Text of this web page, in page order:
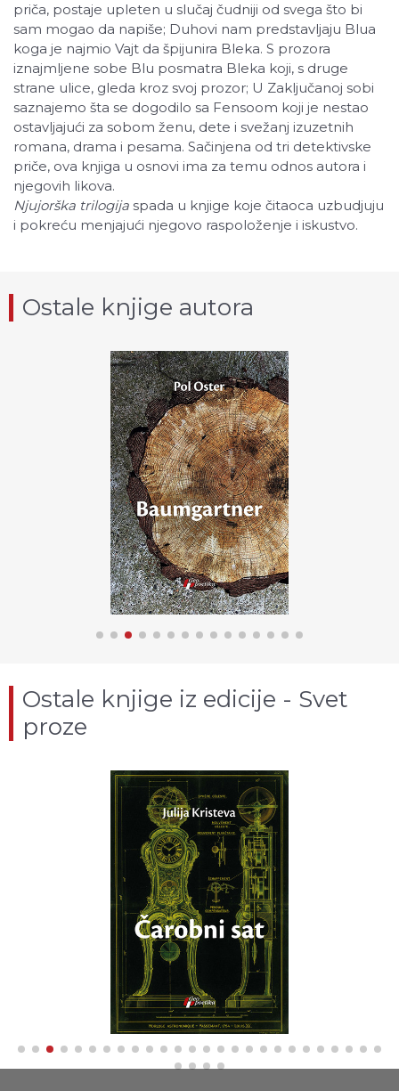
priča, postaje upleten u slučaj čudniji od svega što bi
sam mogao da napiše; Duhovi nam predstavljaju Blua
koga je najmio Vajt da špijunira Bleka. S prozora
iznajmljene sobe Blu posmatra Bleka koji, s druge
strane ulice, gleda kroz svoj prozor; U Zaključanoj sobi
saznajemo šta se dogodilo sa Fensoom koji je nestao
ostavljajući za sobom ženu, dete i svežanj izuzetnih
romana, drama i pesama. Sačinjena od tri detektivske
priče, ova knjiga u osnovi ima za temu odnos autora i
njegovih likova.
Njujorška trilogija spada u knjige koje čitaoca uzbudjuju
i pokreću menjajući njegovo raspoloženje i iskustvo.
Ostale knjige autora
Ostale knjige iz edicije - Svet
proze